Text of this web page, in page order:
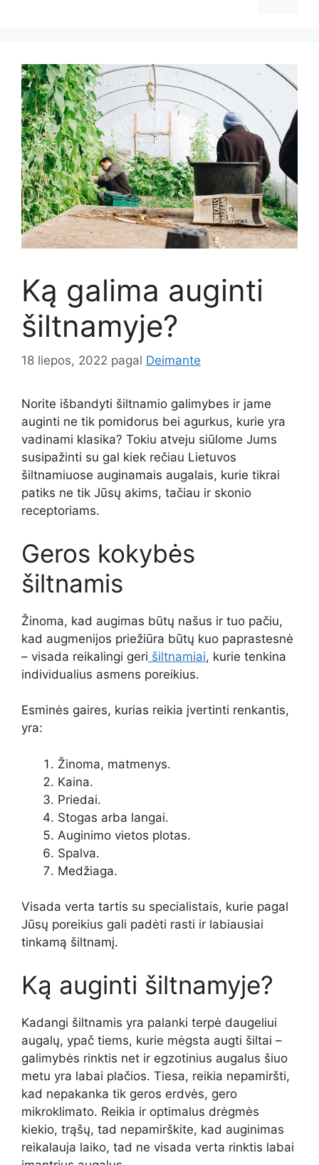
Ką galima auginti
šiltnamyje?
18 liepos, 2022 pagal Deimante
Norite išbandyti šiltnamio galimybes ir jame
auginti ne tik pomidorus bei agurkus, kurie yra
vadinami klasika? Tokiu atveju siūlome Jums
susipažinti su gal kiek rečiau Lietuvos
šiltnamiuose auginamais augalais, kurie tikrai
patiks ne tik Jūsų akims, tačiau ir skonio
receptoriams.
Geros kokybės
šiltnamis
Žinoma, kad augimas būtų našus ir tuo pačiu,
kad augmenijos priežiūra būtų kuo paprastesnė
– visada reikalingi geri šiltnamiai, kurie tenkina
individualius asmens poreikius.
Esminės gaires, kurias reikia įvertinti renkantis,
yra:
Žinoma, matmenys.
Kaina.
Priedai.
Stogas arba langai.
Auginimo vietos plotas.
Spalva.
Medžiaga.
Visada verta tartis su specialistais, kurie pagal
Jūsų poreikius gali padėti rasti ir labiausiai
tinkamą šiltnamį.
Ką auginti šiltnamyje?
Kadangi šiltnamis yra palanki terpė daugeliui
augalų, ypač tiems, kurie mėgsta augti šiltai –
galimybės rinktis net ir egzotinius augalus šiuo
metu yra labai plačios. Tiesa, reikia nepamiršti,
kad nepakanka tik geros erdvės, gero
mikroklimato. Reikia ir optimalus drėgmės
kiekio, trąšų, tad nepamirškite, kad auginimas
reikalauja laiko, tad ne visada verta rinktis labai